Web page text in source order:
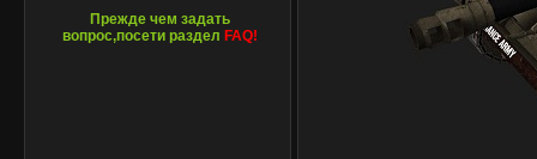
Прежде чем задать
вопрос,посети раздел FAQ!